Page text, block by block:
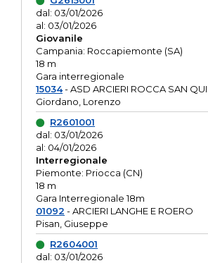
dal: 03/01/2026
al: 03/01/2026
Giovanile
Campania: Roccapiemonte (SA)
18 m
Gara interregionale
15034- ASD ARCIERI ROCCA SAN
Giordano, Lorenzo
R2601001
dal: 03/01/2026
al: 04/01/2026
Interregionale
Piemonte: Priocca (CN)
18 m
Gara Interregionale 18m
01092 - ARCIERI LANGHE E ROERO
Pisan, Giuseppe
R2604001
dal: 03/01/2026